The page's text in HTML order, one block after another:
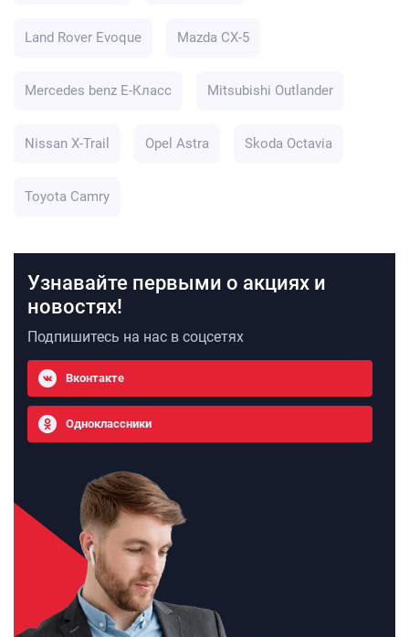
Land Rover Evoque Mazda CX-5
Mercedes benz E-Класс Mitsubishi Outlander
Nissan X-Trail Opel Astra Skoda Octavia
Toyota Camry
Узнавайте первыми о акциях и
новостях!
Подпишитесь на нас в соцсетях
Вконтакте
Одноклассники